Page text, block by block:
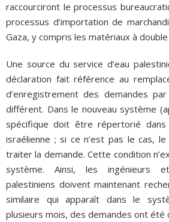
raccourciront le processus
processus d’importation de
Gaza, y compris les matériaux à double
Une source du service d’eau
déclaration fait référence au
d’enregistrement des demandes
différent. Dans le nouveau système
spécifique doit être répertorié
israélienne ; si ce n’est pas le cas,
traiter la demande. Cette condition
système. Ainsi, les ingénieurs
palestiniens doivent maintenant
similaire qui apparaît dans le
plusieurs mois, des demandes ont